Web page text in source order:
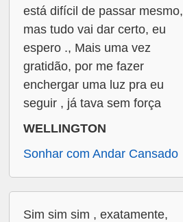
está difícil de passar mesmo,
mas tudo vai dar certo, eu
espero ., Mais uma vez
gratidão, por me fazer
enchergar uma luz pra eu
seguir , já tava sem força
WELLINGTON
Sonhar com Andar Cansado
Sim sim sim , exatamente,